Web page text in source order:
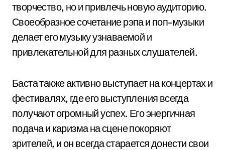
творчество, но и привлечь новую аудиторию.
Своеобразное сочетание рэпа и поп-музыки
делает его музыку узнаваемой и
привлекательной для разных слушателей.
Баста также активно выступает на концертах и
фестивалях, где его выступления всегда
получают огромный успех. Его энергичная
подача и каризма на сцене покоряют
зрителей, и он всегда старается донести свои